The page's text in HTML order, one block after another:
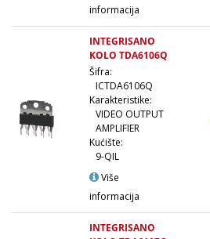
informacija
INTEGRISANO
KOLO TDA6106Q
Šifra:
ICTDA6106Q
Karakteristike:
VIDEO OUTPUT
AMPLIFIER
Kućište:
9-QIL
Više
informacija
INTEGRISANO